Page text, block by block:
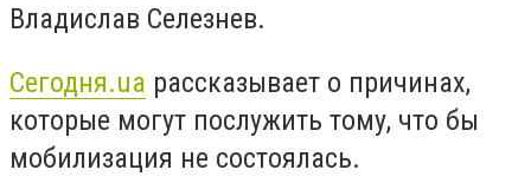
Владислав Селезнев.
Сегодня.ua рассказывает о причинах,
которые могут послужить тому, что бы
мобилизация не состоялась.